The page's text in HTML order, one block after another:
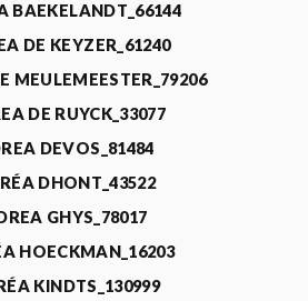
BAEKELANDT_66144
DE KEYZER_61240
MEULEMEESTER_79206
DE RUYCK_33077
DEVOS_81484
DHONT_43522
GHYS_78017
HOECKMAN_16203
KINDTS_130999